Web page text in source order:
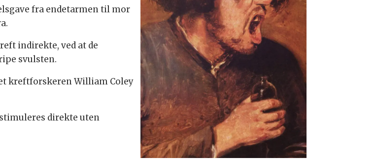
fra endetarmen til mor
indirekte, ved at de
svulsten.
kreftforskeren William Coley
direkte uten